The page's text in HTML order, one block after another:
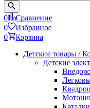
0
Сравнение
0
Избранное
0
Корзина
Детские товары /
Детские